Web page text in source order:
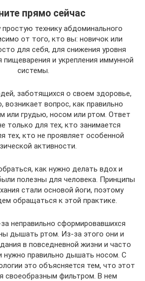
прямо сейчас
простую технику абдоминального
от того, кто вы: новичок или
для себя, для снижения уровня
пищеварения и укрепления иммунной
системы.
заботящихся о своем здоровье,
возникает вопрос, как правильно
или грудью, носом или ртом. Ответ
только для тех, кто занимается
тех, кто не проявляет особенной
активности.
как нужно делать вдох и
полезны для человека. Принципы
стали основой йоги, поэтому
обращаться к этой практике.
неправильно сформировавшихся
дышать ртом. Из-за этого они и
в повседневной жизни и часто
правильно дышать носом. С
это объясняется тем, что этот
своеобразным фильтром. В нем